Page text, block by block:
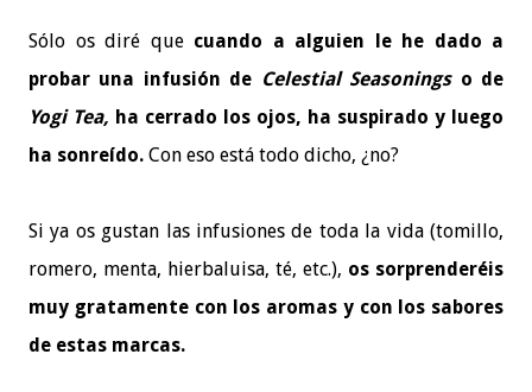
Sólo os diré que cuando a alguien le he dado a
probar una infusión de Celestial Seasoningso de
Yogi Tea, ha cerrado los ojos, ha suspirado y luego
ha sonreído. Con eso está todo dicho, ¿no?
Si ya os gustan las infusiones de toda la vida (tomillo,
romero, menta, hierbaluisa, té, etc.), os sorprenderéis
muy gratamente con los aromas y con los sabores
de estas marcas.